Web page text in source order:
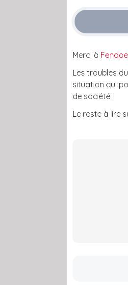
Merci à
Les troubles
situation qui
de société !
Le reste à lire